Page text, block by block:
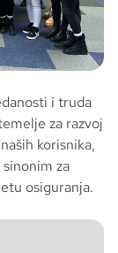
i truda
za razvoj
korisnika,
za
osiguranja.